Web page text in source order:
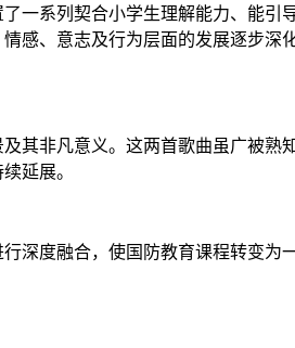
一系列契合小学生理解能力、能引
感、意志及行为层面的发展逐步深
其非凡意义。这两首歌曲虽广被熟
延展。
深度融合，使国防教育课程转变为